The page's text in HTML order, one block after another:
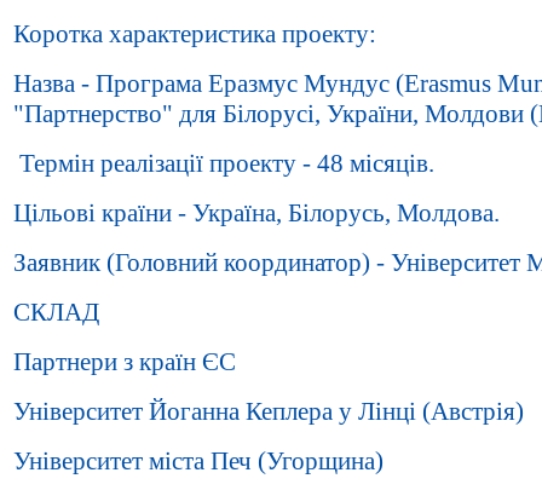
Коротка характеристика проекту:
Назва - Програма Еразмус Мундус (Erasmus
"Партнерство" для Білорусі, України,
Термін реалізації проекту - 48 місяців.
Цільові країни - Україна, Білорусь, Молдова.
Заявник (Головний координатор) - Університет
СКЛАД
Партнери з країн ЄС
Університет Йоганна Кеплера у Лінці (Австрія)
Університет міста Печ (Угорщина)